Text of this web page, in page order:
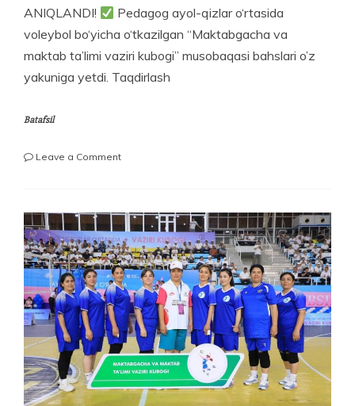
ANIQLANDI!
Pedagog ayol-qizlar o‘rtasida
voleybol bo‘yicha o‘tkazilgan “Maktabgacha va
maktab ta’limi vaziri kubogi” musobaqasi bahslari o’z
yakuniga yetdi. Taqdirlash
Batafsil
Leave a Commenton
KUBOGI”
G‘OLIBLARI
ANIQLANDI!